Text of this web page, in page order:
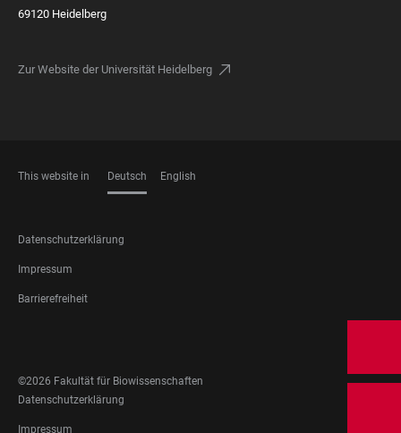
69120 Heidelberg
Zur Website der Universität Heidelberg
This website in Deutsch English
FOOTER
LEGAL
Datenschutzerklärung
Impressum
Barrierefreiheit
MEDIA
©2026 Fakultät für Biowissenschaften
FOOTER
LEGAL
Datenschutzerklärung
Impressum